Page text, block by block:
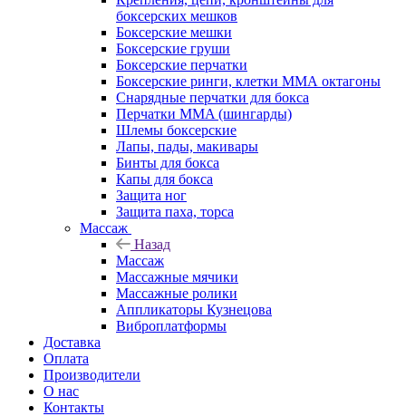
боксерских мешков
Боксерские мешки
Боксерские груши
Боксерские перчатки
Боксерские ринги, клетки ММА октагоны
Снарядные перчатки для бокса
Перчатки MMA (шингарды)
Шлемы боксерские
Лапы, пады, макивары
Бинты для бокса
Капы для бокса
Защита ног
Защита паха, торса
Массаж
Назад
Массаж
Массажные мячики
Массажные ролики
Аппликаторы Кузнецова
Виброплатформы
Доставка
Оплата
Производители
О нас
Контакты